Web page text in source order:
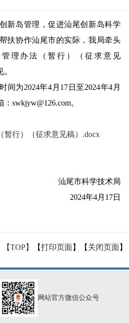
岛管理，促进汕尾创新岛科学
扶协作汕尾市的实际，我局牵头
理办法（暂行）（征求意见
为2024年4月17日至2024年4月
swkjyw@126.com。
暂行）（征求意见稿）.docx
汕尾市科学技术局
2024年4月17日
【TOP】 【打印页面】【 关闭页面】
网站官方微信公众号